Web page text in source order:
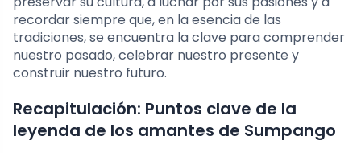
recordar siempre que, en la esencia de las
tradiciones, se encuentra la clave para comprender
nuestro pasado, celebrar nuestro presente y
construir nuestro futuro.
Recapitulación: Puntos clave de la
leyenda de los amantes de Sumpango